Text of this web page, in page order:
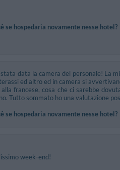
se hospedaria novamente nesse hotel?
data la camera del personale! La
ed altro ed in camera si
francese, cosa che ci sarebbe
Tutto sommato ho una valutazione
se hospedaria novamente nesse hotel?
week-end!